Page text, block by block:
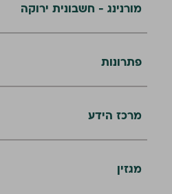
מורנינג - חשבונית ירוקה
פתרונות
מרכז הידע
מגזין